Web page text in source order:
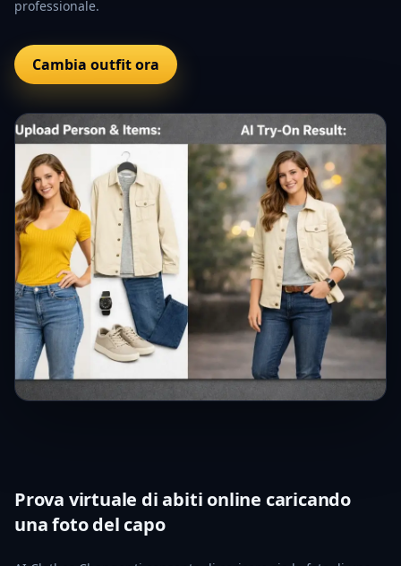
professionale.
Cambia outfit ora
Prova virtuale di abiti online caricando
una foto del capo